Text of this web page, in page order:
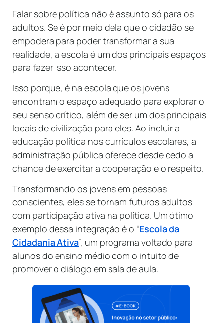
Falar sobre política não é assunto só para os
adultos. Se é por meio dela que o cidadão se
empodera para poder transformar a sua
realidade, a escola é um dos principais espaços
para fazer isso acontecer.
Isso porque, é na escola que os jovens
encontram o espaço adequado para explorar o
seu senso crítico, além de ser um dos principais
locais de civilização para eles. Ao incluir a
educação política nos currículos escolares, a
administração pública oferece desde cedo a
chance de exercitar a cooperação e o respeito.
Transformando os jovens em pessoas
conscientes, eles se tornam futuros adultos
com participação ativa na política. Um ótimo
exemplo dessa integração é o “Escola da
Cidadania Ativa”, um programa voltado para
alunos do ensino médio com o intuito de
promover o diálogo em sala de aula.